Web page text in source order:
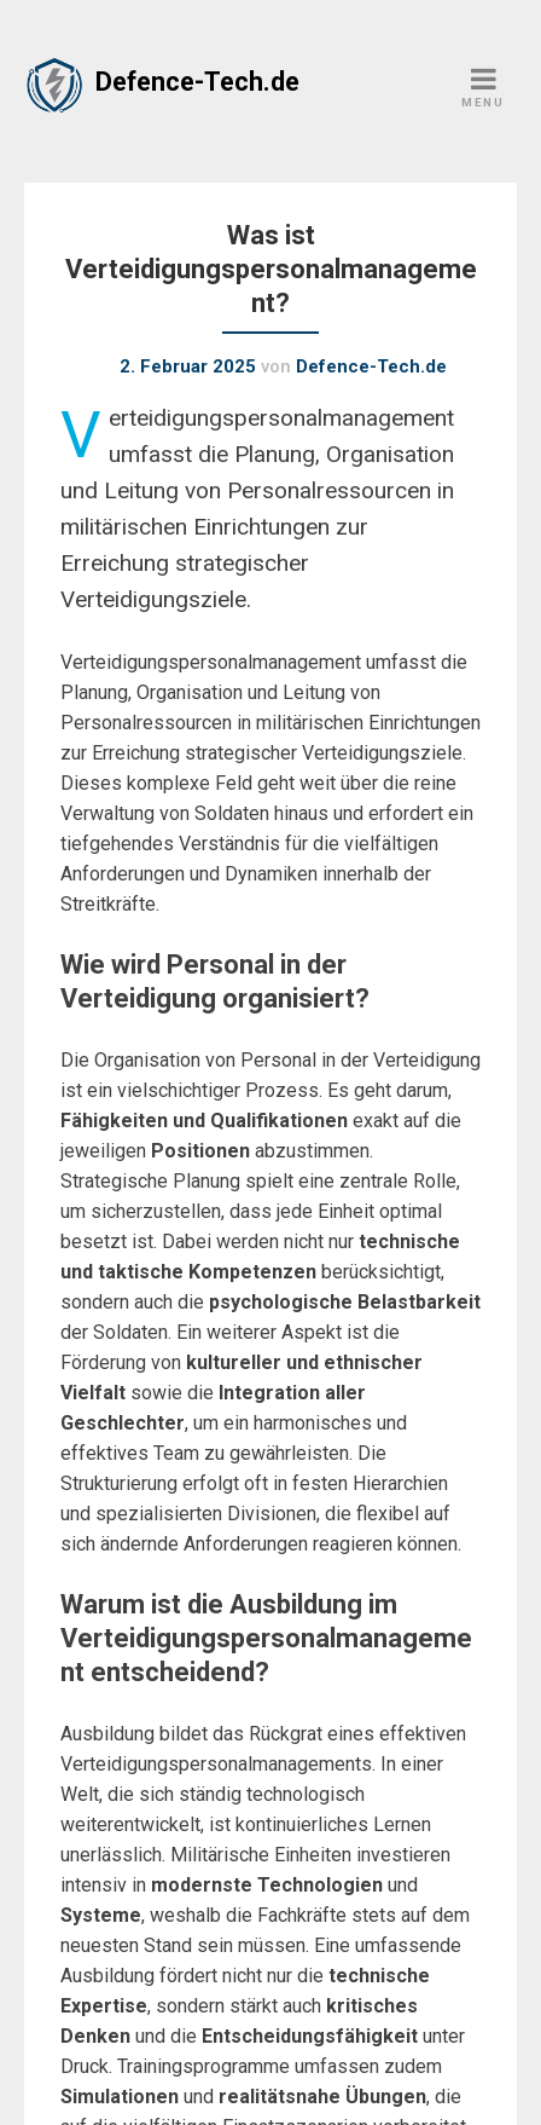
Skip
to
content
Defence-Tech.de
MENU
Was ist
Verteidigungspersonalmanageme
nt?
2. Februar 2025 von Defence-Tech.de
V erteidigungspersonalmanagement
umfasst die Planung, Organisation
und Leitung von Personalressourcen in
militärischen Einrichtungen zur
Erreichung strategischer
Verteidigungsziele.
Verteidigungspersonalmanagement umfasst die
Planung, Organisation und Leitung von
Personalressourcen in militärischen Einrichtungen
zur Erreichung strategischer Verteidigungsziele.
Dieses komplexe Feld geht weit über die reine
Verwaltung von Soldaten hinaus und erfordert ein
tiefgehendes Verständnis für die vielfältigen
Anforderungen und Dynamiken innerhalb der
Streitkräfte.
Wie wird Personal in der
Verteidigung organisiert?
Die Organisation von Personal in der Verteidigung
ist ein vielschichtiger Prozess. Es geht darum,
Fähigkeiten und Qualifikationen exakt auf die
jeweiligen Positionen abzustimmen.
Strategische Planung spielt eine zentrale Rolle,
um sicherzustellen, dass jede Einheit optimal
besetzt ist. Dabei werden nicht nur technische
und taktische Kompetenzen berücksichtigt,
sondern auch die psychologische Belastbarkeit
der Soldaten. Ein weiterer Aspekt ist die
Förderung von kultureller und ethnischer
Vielfalt sowie die Integration aller
Geschlechter, um ein harmonisches und
effektives Team zu gewährleisten. Die
Strukturierung erfolgt oft in festen Hierarchien
und spezialisierten Divisionen, die flexibel auf
sich ändernde Anforderungen reagieren können.
Warum ist die Ausbildung im
Verteidigungspersonalmanageme
nt entscheidend?
Ausbildung bildet das Rückgrat eines effektiven
Verteidigungspersonalmanagements. In einer
Welt, die sich ständig technologisch
weiterentwickelt, ist kontinuierliches Lernen
unerlässlich. Militärische Einheiten investieren
intensiv in modernste Technologien und
Systeme, weshalb die Fachkräfte stets auf dem
neuesten Stand sein müssen. Eine umfassende
Ausbildung fördert nicht nur die technische
Expertise, sondern stärkt auch kritisches
Denken und die Entscheidungsfähigkeit unter
Druck. Trainingsprogramme umfassen zudem
Simulationen und realitätsnahe Übungen, die